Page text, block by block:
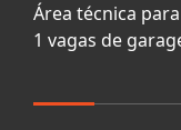
Área técnica
1 vagas de